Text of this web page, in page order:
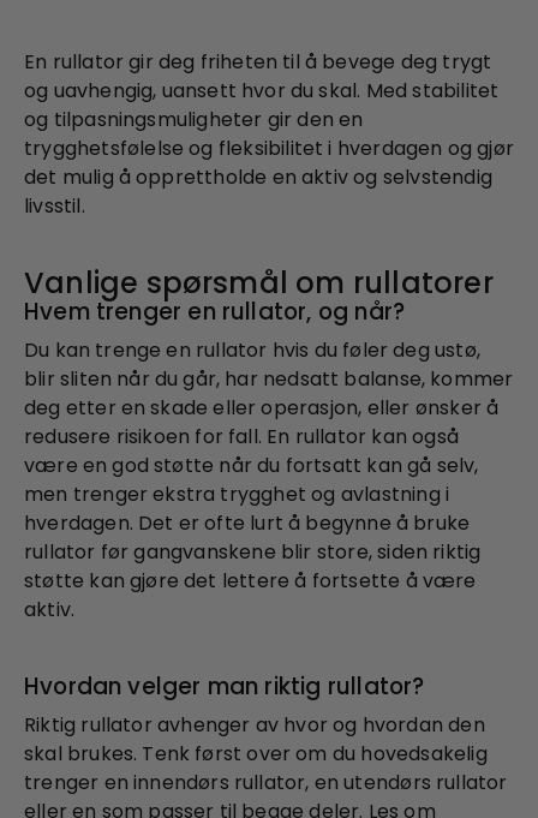
En rullator gir deg friheten til å bevege deg trygt
og uavhengig, uansett hvor du skal. Med stabilitet
og tilpasningsmuligheter gir den en
trygghetsfølelse og fleksibilitet i hverdagen og gjør
det mulig å opprettholde en aktiv og selvstendig
livsstil.
Vanlige spørsmål om rullatorer
Hvem trenger en rullator, og når?
Du kan trenge en rullator hvis du føler deg ustø,
blir sliten når du går, har nedsatt balanse, kommer
deg etter en skade eller operasjon, eller ønsker å
redusere risikoen for fall. En rullator kan også
være en god støtte når du fortsatt kan gå selv,
men trenger ekstra trygghet og avlastning i
hverdagen. Det er ofte lurt å begynne å bruke
rullator før gangvanskene blir store, siden riktig
støtte kan gjøre det lettere å fortsette å være
aktiv.
Hvordan velger man riktig rullator?
Riktig rullator avhenger av hvor og hvordan den
skal brukes. Tenk først over om du hovedsakelig
trenger en innendørs rullator, en utendørs rullator
eller en som passer til begge deler. Les om